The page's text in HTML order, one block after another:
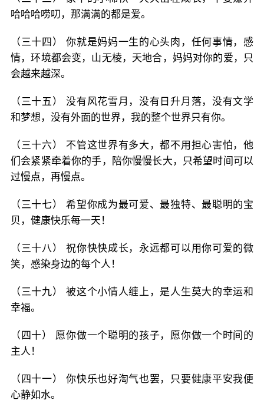
哈哈哈唠叨，那满满的都是爱。
（三十四） 你就是妈妈一生的心头肉，任何事情，感
情，环境都会变，山无棱，天地合，妈妈对你的爱，只
会越来越深。
（三十五） 没有风花雪月，没有日升月落，没有文学
和梦想，没有外面的世界，我的整个世界只有你。
（三十六） 不管这世界有多大，都不用担心害怕，他
们会紧紧牵着你的手，陪你慢慢长大，只希望时间可以
过慢点，再慢点。
（三十七） 希望你成为最可爱、最独特、最聪明的宝
贝，健康快乐每一天！
（三十八） 祝你快快成长，永远都可以用你可爱的微
笑，感染身边的每个人！
（三十九） 被这个小情人缠上，是人生莫大的幸运和
幸福。
（四十） 愿你做一个聪明的孩子，愿你做一个时间的
主人！
（四十一） 你快乐也好淘气也罢，只要健康平安我便
心静如水。